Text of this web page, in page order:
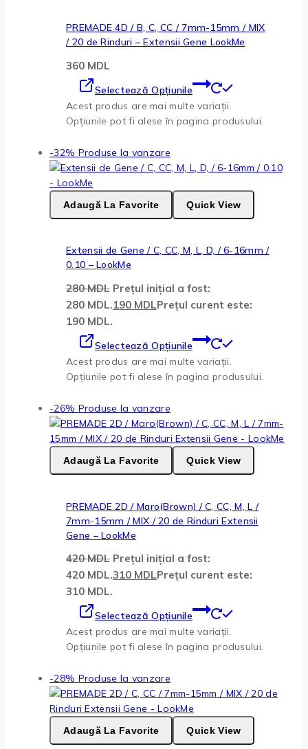
PREMADE 4D / B, C, CC / 7mm-15mm / MIX
/ 20 de Rinduri – Extensii Gene LookMe
360 MDL
Selectează Opțiunile
Acest produs are mai multe variații.
Opțiunile pot fi alese în pagina produsului.
-32% Produse la vanzare
Adaugă La Favorite Quick View
Extensii de Gene / C, CC, M, L, D, / 6-16mm /
0.10 – LookMe
280MDL Prețul inițial a fost:
280 MDL.190 MDLPrețul curent este:
190 MDL.
Selectează Opțiunile
Acest produs are mai multe variații.
Opțiunile pot fi alese în pagina produsului.
-26% Produse la vanzare
Adaugă La Favorite Quick View
PREMADE 2D / Maro(Brown) / C, CC, M, L /
7mm-15mm / MIX / 20 de Rinduri Extensii
Gene – LookMe
420MDL Prețul inițial a fost:
420 MDL.310 MDLPrețul curent este:
310 MDL.
Selectează Opțiunile
Acest produs are mai multe variații.
Opțiunile pot fi alese în pagina produsului.
-28% Produse la vanzare
Adaugă La Favorite Quick View